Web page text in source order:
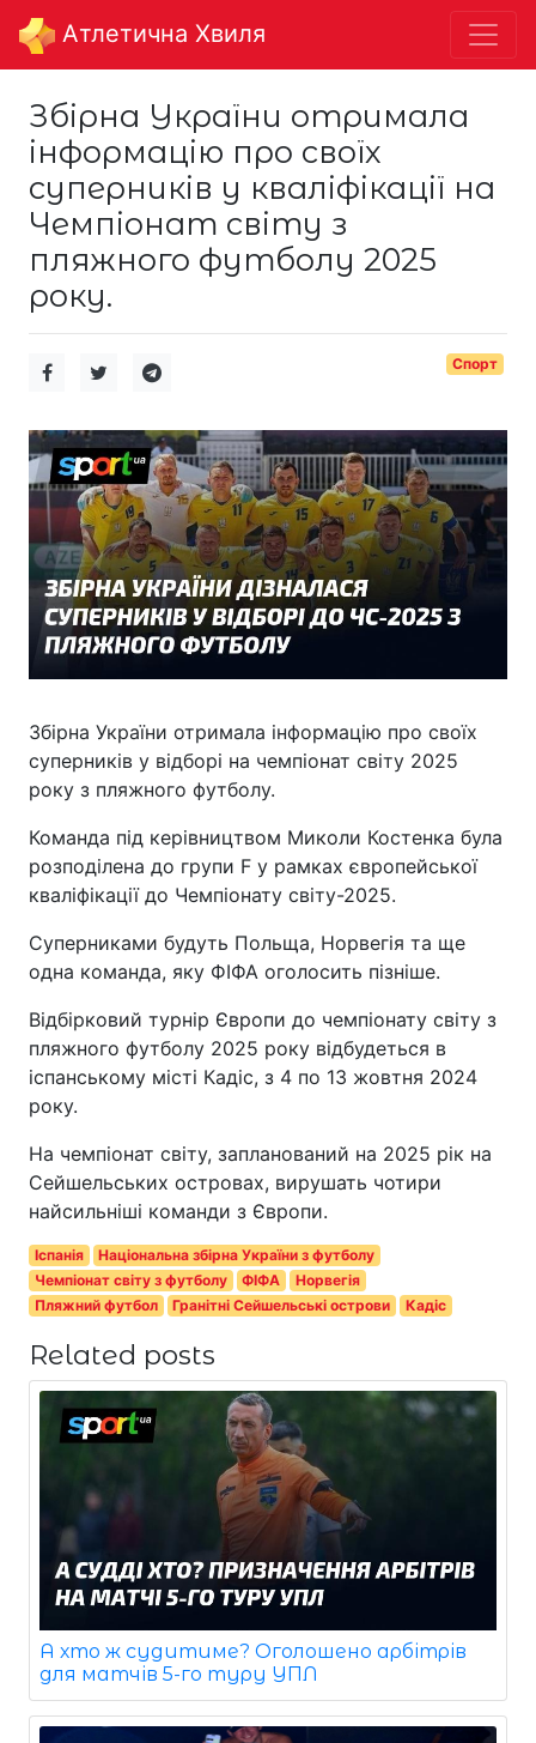
Aтлетична Хвиля
Збірна України отримала
інформацію про своїх
суперників у кваліфікації на
Чемпіонат світу з
пляжного футболу 2025
року.
Спорт
Збірна України отримала інформацію про своїх
суперників у відборі на чемпіонат світу 2025
року з пляжного футболу.
Команда під керівництвом Миколи Костенка була
розподілена до групи F у рамках європейської
кваліфікації до Чемпіонату світу-2025.
Суперниками будуть Польща, Норвегія та ще
одна команда, яку ФІФА оголосить пізніше.
Відбірковий турнір Європи до чемпіонату світу з
пляжного футболу 2025 року відбудеться в
іспанському місті Кадіс, з 4 по 13 жовтня 2024
року.
На чемпіонат світу, запланований на 2025 рік на
Сейшельських островах, вирушать чотири
найсильніші команди з Європи.
Іспанія
Національна збірна України з футболу
Чемпіонат світу з футболу
ФІФА
Норвегія
Пляжний футбол
Гранітні Сейшельські острови Кадіс
Related posts
А хто ж судитиме? Оголошено арбітрів
для матчів 5-го туру УПЛ